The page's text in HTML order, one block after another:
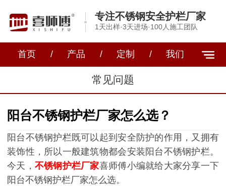
专注不锈钢安全护栏厂家
1天出样·3天进场·100人施工团队
首页 / 产品 / 定制 / 我们
常见问题
阳台不锈钢护栏厂家怎么选？
阳台不锈钢护栏既可以起到安全防护的作用，又拥有
装饰性，所以一般建筑物都会安装阳台不锈钢护栏。
今天， 不锈钢护栏厂家喜师傅小编就给大家分享一下
阳台不锈钢护栏厂家怎么选。